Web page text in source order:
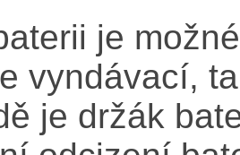
je
vyndávací,
je držák